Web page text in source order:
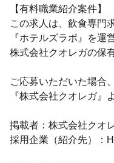
【有料職業紹介案件】
この求人は、飲食専門
『ホテルズラボ』を運
株式会社クオレガの保
ご応募いただいた場合、
『株式会社クオレガ』
掲載者：株式会社クオ
採用企業（紹介先）：